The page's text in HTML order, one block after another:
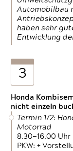
Automobilbau
haben sehr
Entwicklung
3
Honda
nicht einzeln
Termin 1/2:
Motorrad
8.30—16.00 Uhr
PKW: +